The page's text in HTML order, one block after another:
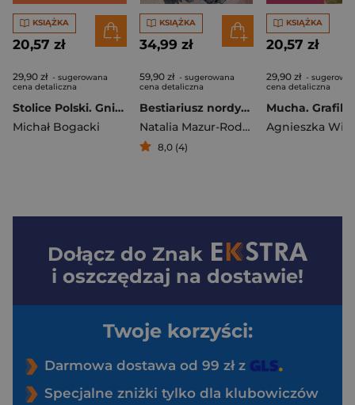
KSIĄŻKA
20,57 zł
29,90 zł - sugerowana
cena detaliczna
Stolice Polski. Gniezno
Michał Bogacki
KSIĄŻKA
34,99 zł
59,90 zł - sugerowana
cena detaliczna
Bestiariusz nordycki
Natalia Mazur-Rodak
8,0 (4)
KSIĄŻKA
20,57 zł
29,90 zł -
cena detaliczna
Mucha. Grafika
Dołącz do Znak
i oszczędzaj na dostawie!
Twoje korzyści:
Darmowa dostawa od 99 zł z
Specjalne zniżki tylko dla klubowiczów